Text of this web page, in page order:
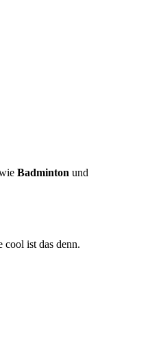
Badminton und
cool ist das denn.